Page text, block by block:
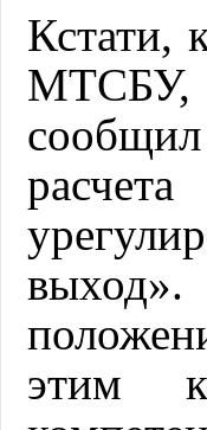
Кстати,
МТСБУ,
этим